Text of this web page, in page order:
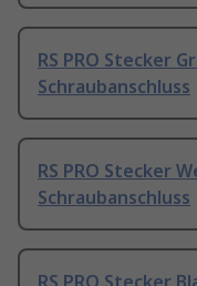
RS PRO Stecker
Schraubanschluss
RS PRO Stecker
Schraubanschluss